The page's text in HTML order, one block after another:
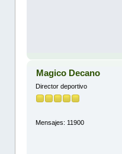
Magico Decano
Director deportivo
Mensajes: 11900